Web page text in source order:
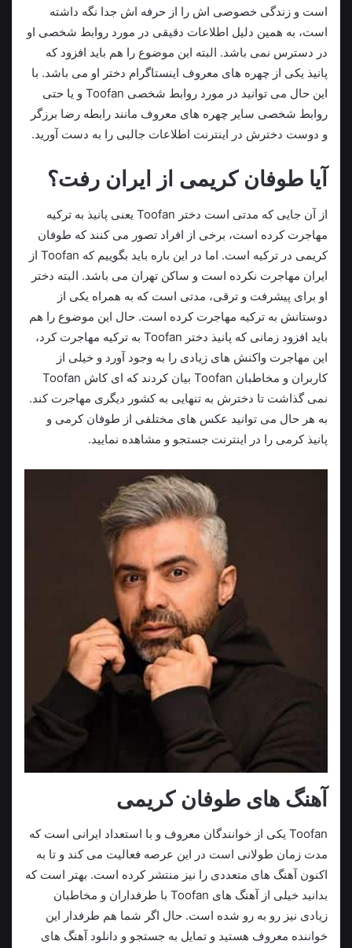
است و زندگی خصوصی اش را از حرفه اش جدا نگه داشته
است، به همین دلیل اطلاعات دقیقی در مورد روابط شخصی او
در دسترس نمی باشد. البته این موضوع را هم باید افزود که
پانیذ یکی از چهره های معروف اینستاگرام دختر او می باشد. با
این حال می توانید در مورد روابط شخصی Toofan و یا حتی
روابط شخصی سایر چهره های معروف مانند رابطه رضا برزگر
و دوست دخترش در اینترنت اطلاعات جالبی را به دست آورید.
آیا طوفان کریمی از ایران رفت؟
از آن جایی که مدتی است دختر Toofan یعنی پانیذ به ترکیه
مهاجرت کرده است، برخی از افراد تصور می‌ کنند که طوفان
کریمی در ترکیه است. اما در این باره باید بگوییم که Toofan از
ایران مهاجرت نکرده است و ساکن تهران می باشد. البته دختر
او برای پیشرفت و ترقی، مدتی است که به همراه یکی از
دوستانش به ترکیه مهاجرت کرده است. حال این موضوع را هم
باید افزود زمانی که پانیذ دختر Toofan به ترکیه مهاجرت کرد،
این مهاجرت واکنش‌ های زیادی را به وجود آورد و خیلی از
کاربران و مخاطبان Toofan بیان کردند که ای کاش Toofan
نمی گذاشت تا دخترش به تنهایی به کشور دیگری مهاجرت کند.
به هر حال می توانید عکس های مختلفی از طوفان کرمی و
پانیذ کرمی را در اینترنت جستجو و مشاهده نمایید.
آهنگ های طوفان کریمی
Toofan یکی از خوانندگان معروف و با استعداد ایرانی است که
مدت زمان طولانی است در این عرصه فعالیت می‌ کند و تا به
اکنون آهنگ های متعددی را نیز منتشر کرده است. بهتر است که
بدانید خیلی از آهنگ های Toofan با طرفداران و مخاطبان
زیادی نیز رو به رو شده است. حال اگر شما هم طرفدار این
خواننده معروف هستید و تمایل به جستجو و دانلود آهنگ های